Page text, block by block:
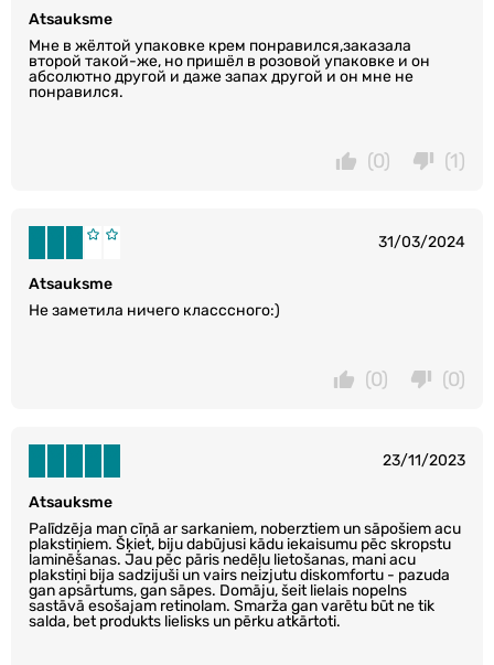
Atsauksme
Мне в жёлтой упаковке крем понравился,заказала
второй такой-же, но пришёл в розовой упаковке и он
абсолютно другой и даже запах другой и он мне не
понравился.
(1)
(0)
31/03/2024
Atsauksme
Не заметила ничего класссного:)
(0)
(0)
23/11/2023
Atsauksme
Palīdzēja man cīņā ar sarkaniem, noberztiem un sāpošiem acu
plakstiņiem. Šķiet, biju dabūjusi kādu iekaisumu pēc skropstu
laminēšanas. Jau pēc pāris nedēļu lietošanas, mani acu
plakstiņi bija sadzijuši un vairs neizjutu diskomfortu - pazuda
gan apsārtums, gan sāpes. Domāju, šeit lielais nopelns
sastāvā esošajam retinolam. Smarža gan varētu būt ne tik
salda, bet produkts lielisks un pērku atkārtoti.